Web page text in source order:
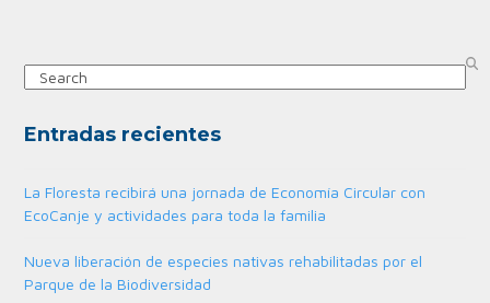
Search
Entradas recientes
La Floresta recibirá una jornada de Economía Circular con
EcoCanje y actividades para toda la familia
Nueva liberación de especies nativas rehabilitadas por el
Parque de la Biodiversidad